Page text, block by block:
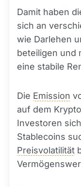
Damit haben
sich an
wie Darlehen
beteiligen und
eine stabile
Die Emission
auf dem
Investoren
Stablecoins
Preisvolatilität